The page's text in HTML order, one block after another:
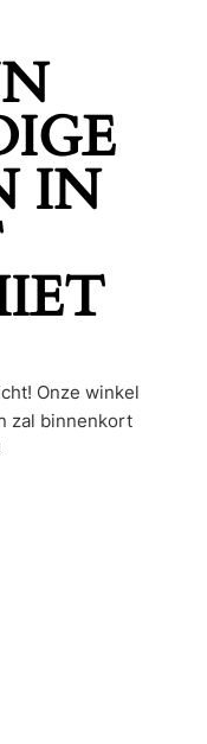
IN
Onze winkel
zal binnenkort